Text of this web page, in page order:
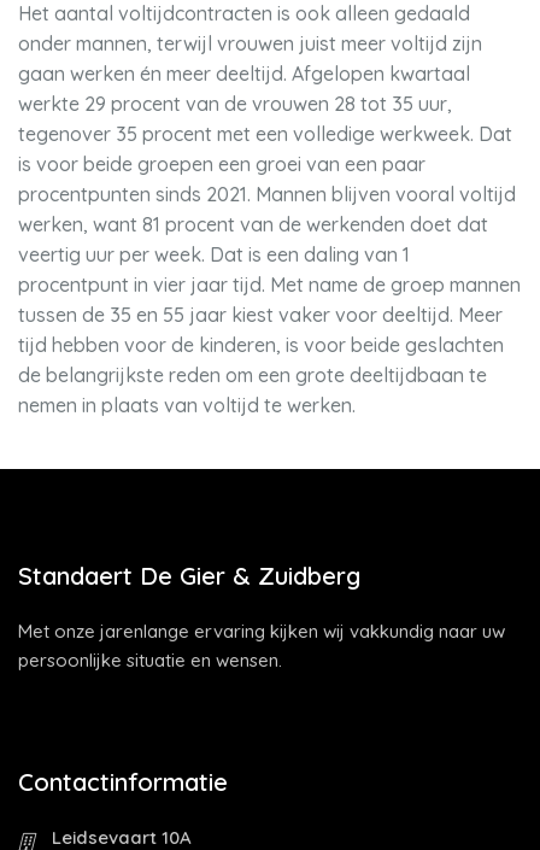
Het aantal voltijdcontracten is ook alleen gedaald
onder mannen, terwijl vrouwen juist meer voltijd zijn
gaan werken én meer deeltijd. Afgelopen kwartaal
werkte 29 procent van de vrouwen 28 tot 35 uur,
tegenover 35 procent met een volledige werkweek. Dat
is voor beide groepen een groei van een paar
procentpunten sinds 2021. Mannen blijven vooral voltijd
werken, want 81 procent van de werkenden doet dat
veertig uur per week. Dat is een daling van 1
procentpunt in vier jaar tijd. Met name de groep mannen
tussen de 35 en 55 jaar kiest vaker voor deeltijd. Meer
tijd hebben voor de kinderen, is voor beide geslachten
de belangrijkste reden om een grote deeltijdbaan te
nemen in plaats van voltijd te werken.
Standaert De Gier & Zuidberg
Met onze jarenlange ervaring kijken wij vakkundig naar uw
persoonlijke situatie en wensen.
Contactinformatie
Leidsevaart 10A